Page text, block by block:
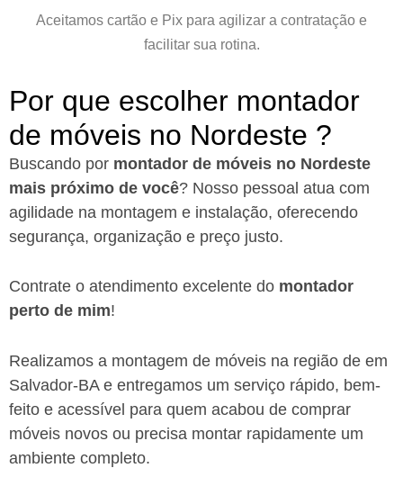
Aceitamos cartão e Pix para agilizar a contratação e
facilitar sua rotina.
Por que escolher montador
de móveis no Nordeste ?​
Buscando por montador de móveis no Nordeste
mais próximo de você? Nosso pessoal atua com
agilidade na montagem e instalação, oferecendo
segurança, organização e preço justo.
Contrate o atendimento excelente do montador
perto de mim!
Realizamos a montagem de móveis na região de em
Salvador-BA e entregamos um serviço rápido, bem-
feito e acessível para quem acabou de comprar
móveis novos ou precisa montar rapidamente um
ambiente completo.